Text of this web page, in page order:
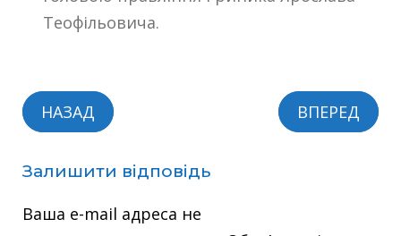
Теофільовича.
НАЗАД ВПЕРЕД
Залишити відповідь
Ваша e-mail адреса не